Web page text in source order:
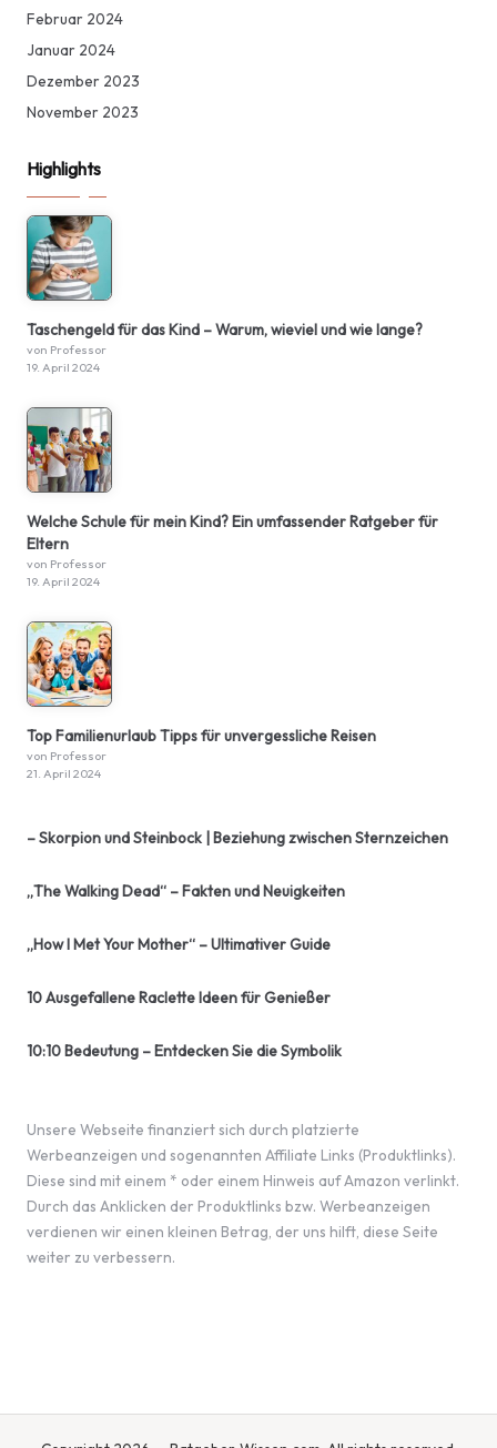
Februar 2024
Januar 2024
Dezember 2023
November 2023
Highlights
Taschengeld für das Kind – Warum, wieviel und wie lange?
von Professor
19. April 2024
Welche Schule für mein Kind? Ein umfassender Ratgeber für
Eltern
von Professor
19. April 2024
Top Familienurlaub Tipps für unvergessliche Reisen
von Professor
21. April 2024
– Skorpion und Steinbock | Beziehung zwischen Sternzeichen
„The Walking Dead“ – Fakten und Neuigkeiten
„How I Met Your Mother“ – Ultimativer Guide
10 Ausgefallene Raclette Ideen für Genießer
10:10 Bedeutung – Entdecken Sie die Symbolik
Unsere Webseite finanziert sich durch platzierte
Werbeanzeigen und sogenannten Affiliate Links (Produktlinks).
Diese sind mit einem * oder einem Hinweis auf Amazon verlinkt.
Durch das Anklicken der Produktlinks bzw. Werbeanzeigen
verdienen wir einen kleinen Betrag, der uns hilft, diese Seite
weiter zu verbessern.